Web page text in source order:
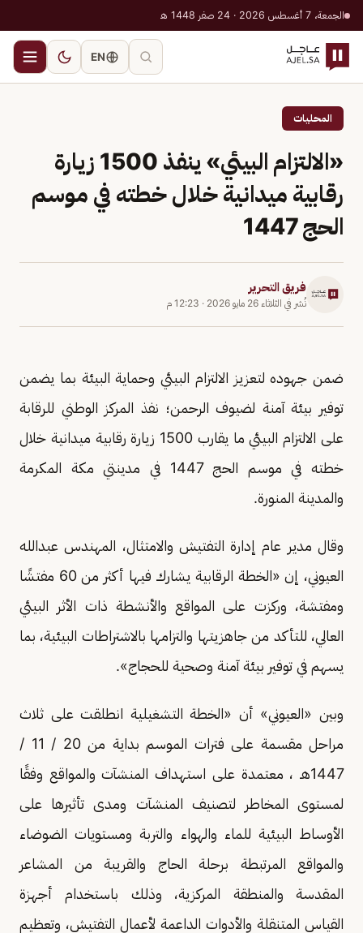
الجمعة، 7 أغسطس 2026 · 24 صفر 1448 هـ
EN
المحليات
«الالتزام البيئي» ينفذ 1500 زيارة
رقابية ميدانية خلال خطته في موسم
الحج 1447
فريق التحرير
نُشر في الثلاثاء 26 مايو 2026 · 12:23 م
ضمن جهوده لتعزيز الالتزام البيئي وحماية البيئة بما يضمن
توفير بيئة آمنة لضيوف الرحمن؛ نفذ المركز الوطني للرقابة
على الالتزام البيئي ما يقارب 1500 زيارة رقابية ميدانية خلال
خطته في موسم الحج 1447 في مدينتي مكة المكرمة
والمدينة المنورة.
وقال مدير عام إدارة التفتيش والامتثال، المهندس عبدالله
العيوني، إن «الخطة الرقابية يشارك فيها أكثر من 60 مفتشًا
ومفتشة، وركزت على المواقع والأنشطة ذات الأثر البيئي
العالي، للتأكد من جاهزيتها والتزامها بالاشتراطات البيئية، بما
يسهم في توفير بيئة آمنة وصحية للحجاج».
وبين «العيوني» أن «الخطة التشغيلية انطلقت على ثلاث
مراحل مقسمة على فترات الموسم بداية من 20 / 11 /
1447هـ ، معتمدة على استهداف المنشآت والمواقع وفقًا
لمستوى المخاطر لتصنيف المنشآت ومدى تأثيرها على
الأوساط البيئية للماء والهواء والتربة ومستويات الضوضاء
والمواقع المرتبطة برحلة الحاج والقريبة من المشاعر
المقدسة والمنطقة المركزية، وذلك باستخدام أجهزة
القياس المتنقلة والأدوات الداعمة لأعمال التفتيش، وتعظيم